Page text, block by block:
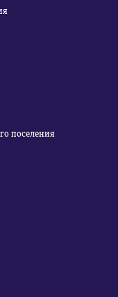
поселения